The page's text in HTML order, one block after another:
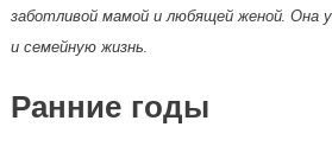
заботливой мамой и любящей женой. Она
и семейную жизнь.
Ранние годы